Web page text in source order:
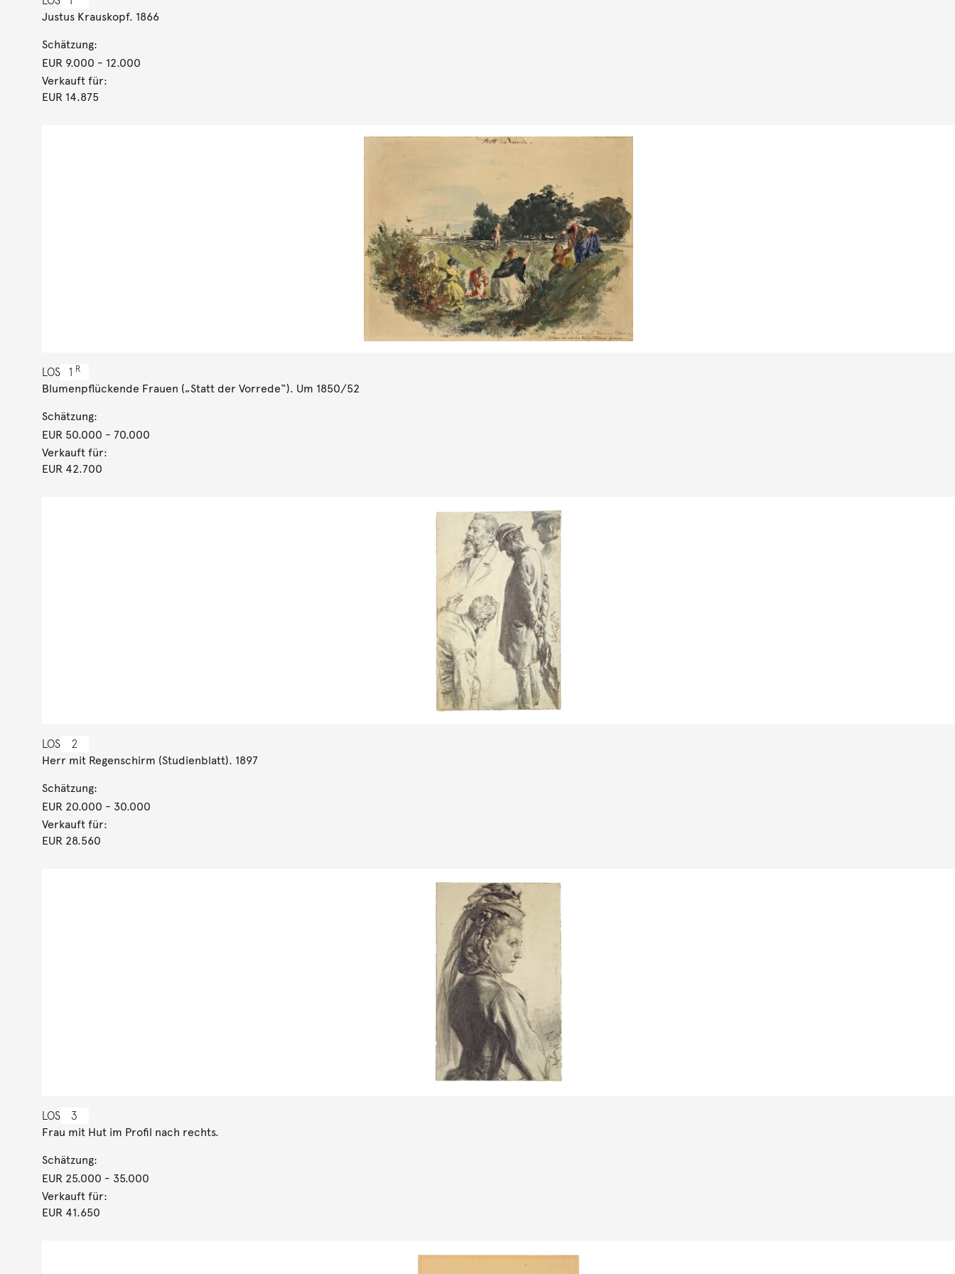
Justus Krauskopf. 1866
Schätzung:
EUR 9.000 - 12.000
Verkauft für:
EUR 14.875
LOS 1 R
Blumenpflückende Frauen („Statt der Vorrede“). Um 1850/52
Schätzung:
EUR 50.000 - 70.000
Verkauft für:
EUR 42.700
LOS 2
Herr mit Regenschirm (Studienblatt). 1897
Schätzung:
EUR 20.000 - 30.000
Verkauft für:
EUR 28.560
LOS 3
Frau mit Hut im Profil nach rechts.
Schätzung:
EUR 25.000 - 35.000
Verkauft für:
EUR 41.650